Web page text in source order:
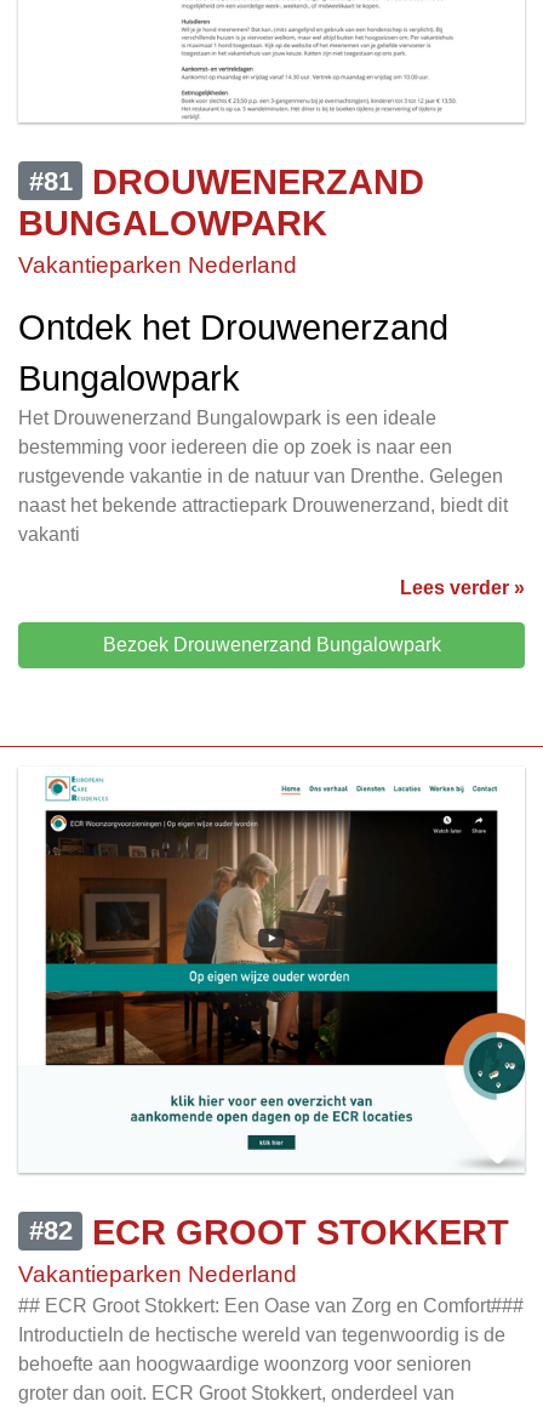
#81
DROUWENERZAND
BUNGALOWPARK
Vakantieparken Nederland
Ontdek het Drouwenerzand
Bungalowpark
Het Drouwenerzand Bungalowpark is een ideale
bestemming voor iedereen die op zoek is naar een
rustgevende vakantie in de natuur van Drenthe. Gelegen
naast het bekende attractiepark Drouwenerzand, biedt dit
vakanti
Lees verder »
Bezoek Drouwenerzand Bungalowpark
#82 ECR GROOT STOKKERT
Vakantieparken Nederland
## ECR Groot Stokkert: Een Oase van Zorg en Comfort###
IntroductieIn de hectische wereld van tegenwoordig is de
behoefte aan hoogwaardige woonzorg voor senioren
groter dan ooit. ECR Groot Stokkert, onderdeel van